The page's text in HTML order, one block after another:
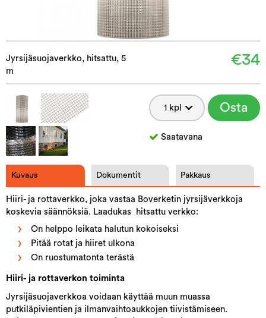
Jyrsijäsuojaverkko, hitsattu, 5
m
€34
Osta
Saatavana
Kuvaus Dokumentit Pakkaus
Hiiri- ja rottaverkko, joka vastaa Boverketin jyrsijäverkkoja
koskevia säännöksiä. Laadukas hitsattu verkko:
On helppo leikata halutun kokoiseksi
Pitää rotat ja hiiret ulkona
On ruostumatonta terästä
Hiiri- ja rottaverkon toiminta
Jyrsijäsuojaverkkoa voidaan käyttää muun muassa
putkiläpivientien ja ilmanvaihtoaukkojen tiivistämiseen.